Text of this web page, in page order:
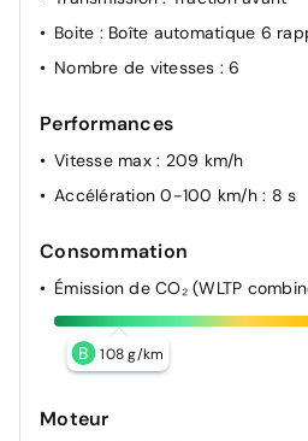
Boite : Boîte automatique 6
Nombre de vitesses : 6
Performances
Vitesse max : 209 km/h
Accélération 0-100 km/h : 8 s
Consommation
Émission de CO₂ (WLTP
B 108 g/km
Moteur